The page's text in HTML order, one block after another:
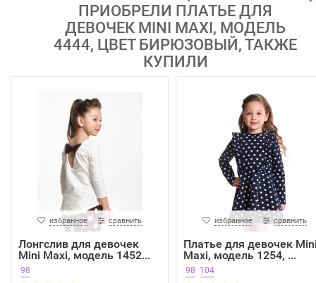
ПРИОБРЕЛИ ПЛАТЬЕ ДЛЯ
ДЕВОЧЕК MINI MAXI, МОДЕЛЬ
4444, ЦВЕТ БИРЮЗОВЫЙ, ТАКЖЕ
КУПИЛИ
избранное сравнить
Лонгслив для девочек
Mini Maxi, модель 1452...
98
избранное сравнить
Платье для девочек
Maxi, модель 1254, ...
98 104